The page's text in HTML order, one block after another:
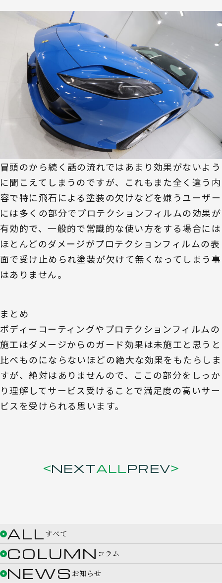
冒頭のから続く話の流れではあまり効果がないよう
に聞こえてしまうのですが、これもまた全く違う内
容で特に飛石による塗装の欠けなどを嫌うユーザー
には多くの部分でプロテクションフィルムの効果が
有効的で、一般的で常識的な使い方をする場合には
ほとんどのダメージがプロテクションフィルムの表
面で受け止められ塗装が欠けて無くなってしまう事
はありません。
まとめ
ボディーコーティングやプロテクションフィルムの
施工はダメージからのガード効果は未施工と思うと
比べものにならないほどの絶大な効果をもたらしま
すが、絶対はありませんので、ここの部分をしっか
り理解してサービス受けることで満足度の高いサー
ビスを受けられる思います。
NEXTALLPREV
ALL すべて
COLUMN コラム
NEWS お知らせ